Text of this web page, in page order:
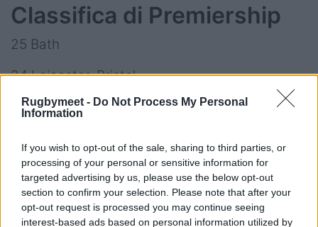
Rugbymeet - Do Not Process My Personal
Information
If you wish to opt-out of the sale, sharing to third parties, or
processing of your personal or sensitive information for
targeted advertising by us, please use the below opt-out
section to confirm your selection. Please note that after your
opt-out request is processed you may continue seeing
interest-based ads based on personal information utilized by
Classifica di Premiership
25 Bath
24 Leicester, Bristol
23 Saracens
16 Gloucester
14 Northampton, Sale